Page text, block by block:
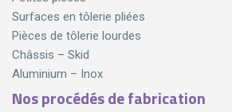
Surfaces en tôlerie pliées
Pièces de tôlerie lourdes
Châssis – Skid
Aluminium – Inox
Nos procédés de fabrication